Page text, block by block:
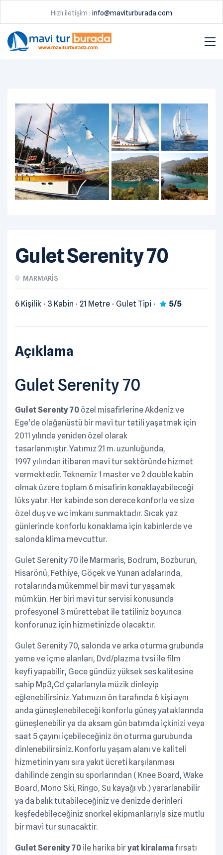
Hızlı iletişim : info@maviturburada.com
Gulet Serenity 70
MARMARIS
6 Kişilik 3 Kabin 21 Metre Gulet Tipi 5/5
Açıklama
Gulet Serenity 70
Gulet Serenty 70 özel misafirlerine Akdeniz ve
Ege'de olağanüstü bir mavi tur tatili yaşatmak için
2011 yılında yeniden özel olarak
tasarlanmıştır. Yatımız 21 m. uzunluğunda,
1997 yılından itibaren mavi tur sektöründe hizmet
vermektedir. Teknemiz 1 master ve 2 double kabin
olmak üzere toplam 6 misafirin konaklayabileceği
lüks yatır. Her kabinde son derece konforlu ve size
özel duş ve wc imkanı sunmaktadır. Sıcak yaz
günlerinde konforlu konaklama için kabinlerde ve
salonda klima mevcuttur.
Gulet Serenity 70 ile Marmaris, Bodrum, Bozburun,
Hisarönü, Fethiye, Göçek ve Yunan adalarında,
rotalarında mükemmel bir mavi tur yaşamak
mümkün. Her biri mavi tur servisi konusunda
profesyonel 3 mürettebat ile tatiliniz boyunca
konforunuz için hizmetinizde olacaktır.
Gulet Serenity 70, salonda ve arka oturma grubunda
yeme ve içme alanları, Dvd/plazma tvsi ile film
keyfi yapabilir, Gece gündüz yüksek ses kalitesine
sahip Mp3,Cd çalarlarıyla müzik dinleyip
eğlenebilirsiniz. Yatımızın ön tarafında 6 kişi aynı
anda güneşlenebileceği konforlu güneş yataklarında
güneşlenebilir ya da aksam gün batımda içkinizi veya
saat 5 çayını içebileceğiniz ön oturma gurubunda
dinlenebilirsiniz. Konforlu yaşam alanı ve kaliteli
hizmetinin yanı sıra yakıt ücreti karşılanması
dahilinde zengin su sporlarından ( Knee Board, Wake
Board, Mono Ski, Ringo, Su kayağı vb.) yararlanabilir
ya da balık tutabileceğiniz ve denizde derinleri
keşfedebileceğiniz snorkel ekipmanlarıyla size mutlu
bir mavi tur sunacaktir.
Gulet Serenity 70 ile harika biryat kiralamafırsatı